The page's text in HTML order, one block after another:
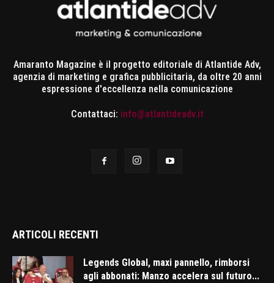
Amaranto Magazine è il progetto editoriale di Atlantide Adv,
agenzia di marketing e grafica pubblicitaria, da oltre 20 anni
espressione d'eccellenza nella comunicazione
Contattaci: info@atlantideadv.it
ARTICOLI RECENTI
Legends Global, maxi pannello, rimborsi
agli abbonati: Manzo accelera sul futuro...